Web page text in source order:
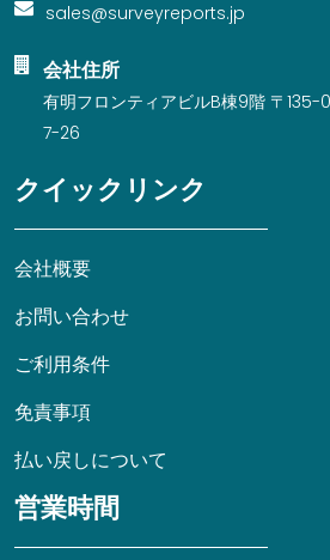
sales@surveyreports.jp
会社住所
有明フロンティアビルB棟9階 〒
7-26
クイックリンク
会社概要
お問い合わせ
ご利用条件
免責事項
払い戻しについて
営業時間